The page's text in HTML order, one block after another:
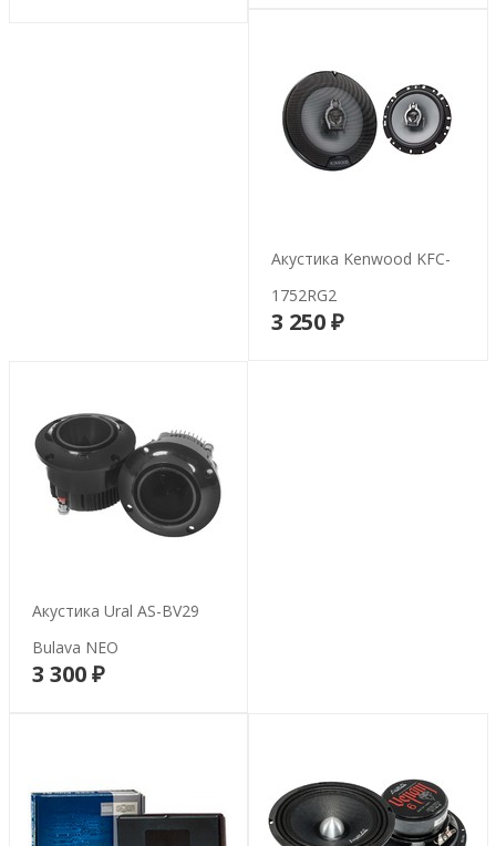
Акустика Kenwood KFC-
1752RG2
3 250 ₽В корзину
Акустика Ural AS-BV29
Bulava NEO
3 300 ₽В корзину